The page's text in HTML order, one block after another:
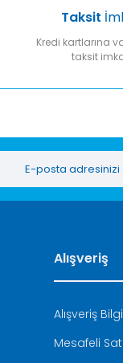
Taksit
Kredi kartlarına
taksit
Alışveriş
Alışveriş
Mesafeli